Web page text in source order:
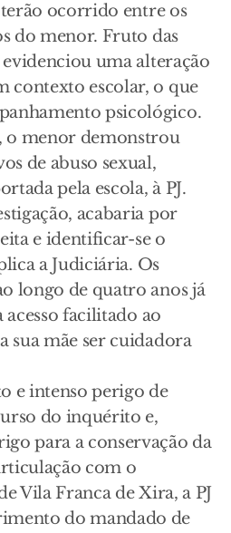
ocorrido entre os
do menor. Fruto das
evidenciou uma alteração
contexto escolar, o que
psicológico.
o menor demonstrou
de abuso sexual,
pela escola, à PJ.
acabaria por
e identificar-se o
a Judiciária. Os
longo de quatro anos já
facilitado ao
sua mãe ser cuidadora
e intenso perigo de
do inquérito e,
para a conservação da
com o
Vila Franca de Xira, a PJ
do mandado de